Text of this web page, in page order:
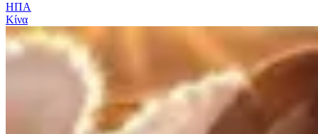
ΗΠΑ
Κίνα